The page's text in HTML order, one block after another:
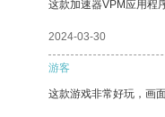
这款加速器VPM应用程
2024-03-30
游客
这款游戏非常好玩，画